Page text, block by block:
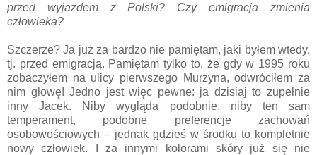
przed wyjazdem z Polski? Czy emigracja zmienia
człowieka?
Szczerze? Ja już za bardzo nie pamiętam, jaki byłem wtedy,
tj. przed emigracją. Pamiętam tylko to, że gdy w 1995 roku
zobaczyłem na ulicy pierwszego Murzyna, odwróciłem za
nim głowę! Jedno jest więc pewne: ja dzisiaj to zupełnie
inny Jacek. Niby wygląda podobnie, niby ten sam
temperament, podobne preferencje zachowań
osobowościowych – jednak gdzieś w środku to kompletnie
nowy człowiek. I za innymi kolorami skóry już się nie